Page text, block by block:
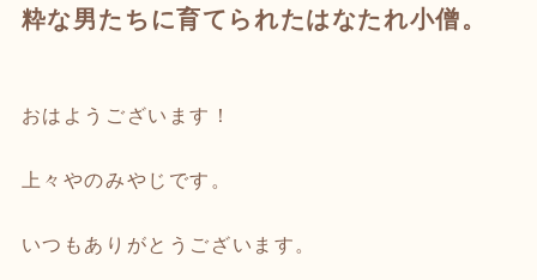
粋な男たちに育てられたはなたれ小僧。
おはようございます！
上々やのみやじです。
いつもありがとうございます。